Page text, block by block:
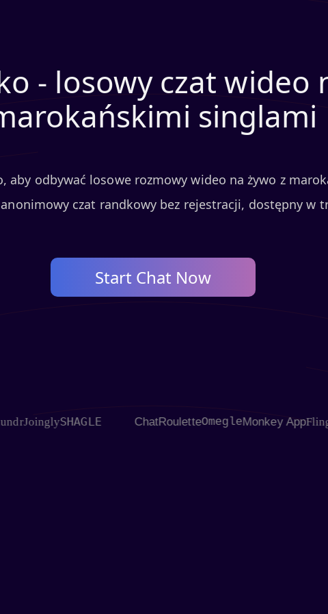
- losowy czat wideo
singlami
aby odbywać losowe rozmowy wideo na żywo z
czat randkowy bez rejestracji, dostępny w
Start Chat Now
SHAGLE ChatRouletteOmegleMonkey AppFlingster